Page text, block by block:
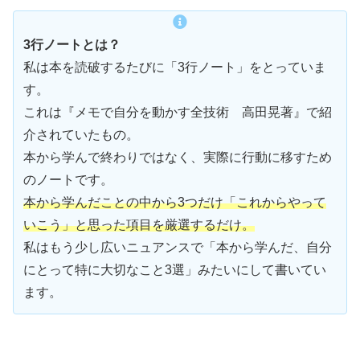
3行ノートとは？
私は本を読破するたびに「3行ノート」をとっていま
す。
これは『メモで自分を動かす全技術 高田晃著』で紹
介されていたもの。
本から学んで終わりではなく、実際に行動に移すため
のノートです。
本から学んだことの中から3つだけ「これからやって
いこう」と思った項目を厳選するだけ。
私はもう少し広いニュアンスで「本から学んだ、自分
にとって特に大切なこと3選」みたいにして書いてい
ます。